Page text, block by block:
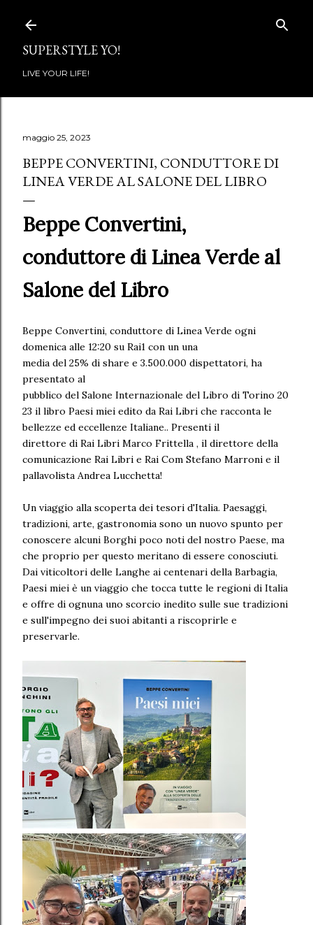
SUPERSTYLE YO!
LIVE YOUR LIFE!
maggio 25, 2023
BEPPE CONVERTINI, CONDUTTORE DI
LINEA VERDE AL SALONE DEL LIBRO
Beppe Convertini,
conduttore di Linea Verde al
Salone del Libro
Beppe Convertini, conduttore di Linea Verde ogni
domenica alle 12:20 su Rai1 con un una
media del 25% di share e 3.500.000 dispettatori, ha
presentato al
pubblico del Salone Internazionale del Libro di Torino 20
23 il libro Paesi miei edito da Rai Libri che racconta le
bellezze ed eccellenze Italiane.. Presenti il
direttore di Rai Libri Marco Frittella , il direttore della
comunicazione Rai Libri e Rai Com Stefano Marroni e il
pallavolista Andrea Lucchetta!
Un viaggio alla scoperta dei tesori d'Italia. Paesaggi,
tradizioni, arte, gastronomia sono un nuovo spunto per
conoscere alcuni Borghi poco noti del nostro Paese, ma
che proprio per questo meritano di essere conosciuti.
Dai viticoltori delle Langhe ai centenari della Barbagia,
Paesi miei è un viaggio che tocca tutte le regioni di Italia
e offre di ognuna uno scorcio inedito sulle sue tradizioni
e sull'impegno dei suoi abitanti a riscoprirle e
preservarle.